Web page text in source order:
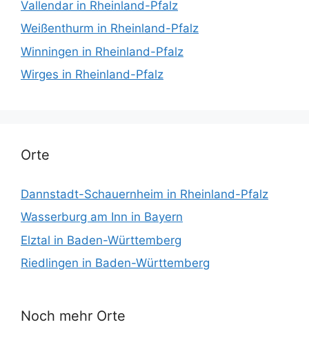
Vallendar in Rheinland-Pfalz
Weißenthurm in Rheinland-Pfalz
Winningen in Rheinland-Pfalz
Wirges in Rheinland-Pfalz
Orte
Dannstadt-Schauernheim in Rheinland-Pfalz
Wasserburg am Inn in Bayern
Elztal in Baden-Württemberg
Riedlingen in Baden-Württemberg
Noch mehr Orte